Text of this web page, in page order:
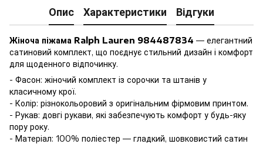
Опис Характеристики Відгуки
Жіноча піжама Ralph Lauren 984487834 — елегантний
сатиновий комплект, що поєднує стильний дизайн і комфорт
для щоденного відпочинку.
- Фасон: жіночий комплект із сорочки та штанів у
класичному крої.
- Колір: різнокольоровий з оригінальним фірмовим принтом.
- Рукав: довгі рукави, які забезпечують комфорт у будь-яку
пору року.
- Матеріал: 100% поліестер — гладкий, шовковистий сатин